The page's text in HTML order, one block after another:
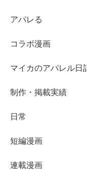
アパレる
コラボ漫画
マイカのアパレル日
制作・掲載実績
日常
短編漫画
連載漫画